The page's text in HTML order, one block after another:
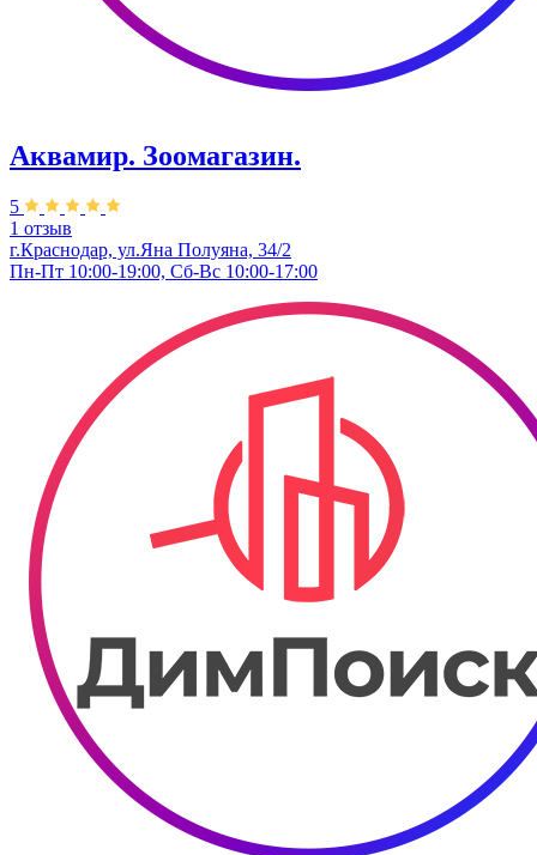
Аквамир. Зоомагазин.
5
1 отзыв
г.Краснодар, ул.Яна Полуяна, 34/2
Пн-Пт 10:00-19:00, Сб-Вс 10:00-17:00